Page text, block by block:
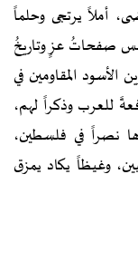
أملاً يرتجى وحلماً
صفحاتُ عزٍ وتاريخُ
المقاومين في
للعرب وذكراً لهم،
نصراً في فلسطين،
وغيظاً يكاد يمزق